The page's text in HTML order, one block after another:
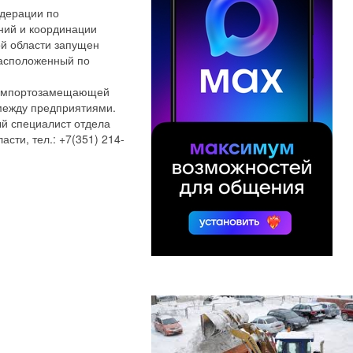
по
и координации
области запущен
по
предприятиями.
специалист отдела
тел.: +7(351) 214-